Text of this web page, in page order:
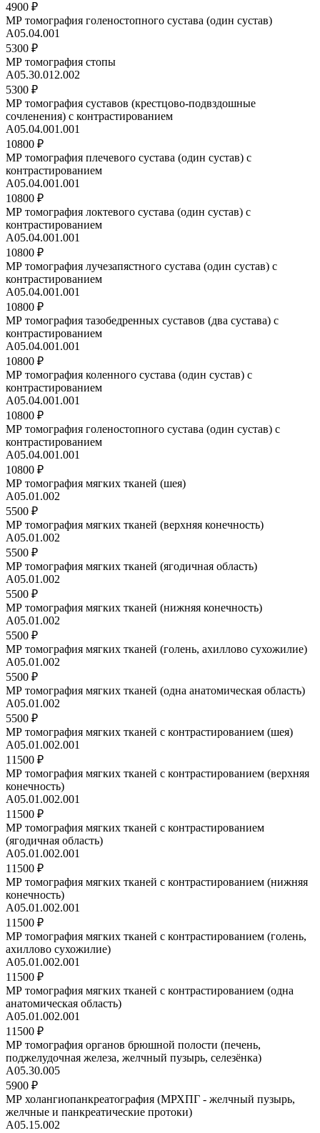
4900 ₽
МР томография голеностопного сустава (один сустав)
А05.04.001
5300 ₽
МР томография стопы
A05.30.012.002
5300 ₽
МР томография суставов (крестцово-подвздошные
сочленения) с контрастированием
A05.04.001.001
10800 ₽
МР томография плечевого сустава (один сустав) с
контрастированием
A05.04.001.001
10800 ₽
МР томография локтевого сустава (один сустав) с
контрастированием
A05.04.001.001
10800 ₽
МР томография лучезапястного сустава (один сустав) с
контрастированием
A05.04.001.001
10800 ₽
МР томография тазобедренных суставов (два сустава) с
контрастированием
A05.04.001.001
10800 ₽
МР томография коленного сустава (один сустав) с
контрастированием
A05.04.001.001
10800 ₽
МР томография голеностопного сустава (один сустав) с
контрастированием
A05.04.001.001
10800 ₽
МР томография мягких тканей (шея)
A05.01.002
5500 ₽
МР томография мягких тканей (верхняя конечность)
A05.01.002
5500 ₽
МР томография мягких тканей (ягодичная область)
A05.01.002
5500 ₽
МР томография мягких тканей (нижняя конечность)
A05.01.002
5500 ₽
МР томография мягких тканей (голень, ахиллово сухожилие)
А05.01.002
5500 ₽
МР томография мягких тканей (одна анатомическая область)
А05.01.002
5500 ₽
МР томография мягких тканей с контрастированием (шея)
A05.01.002.001
11500 ₽
МР томография мягких тканей с контрастированием (верхняя
конечность)
A05.01.002.001
11500 ₽
МР томография мягких тканей с контрастированием
(ягодичная область)
A05.01.002.001
11500 ₽
МР томография мягких тканей с контрастированием (нижняя
конечность)
A05.01.002.001
11500 ₽
МР томография мягких тканей с контрастированием (голень,
ахиллово сухожилие)
A05.01.002.001
11500 ₽
МР томография мягких тканей с контрастированием (одна
анатомическая область)
A05.01.002.001
11500 ₽
МР томография органов брюшной полости (печень,
поджелудочная железа, желчный пузырь, селезёнка)
A05.30.005
5900 ₽
МР холангиопанкреатография (МРХПГ - желчный пузырь,
желчные и панкреатические протоки)
A05.15.002